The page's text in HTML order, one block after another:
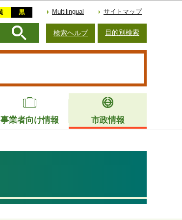
Multilingual サイトマップ
検索ヘルプ 目的別検索
事業者向け情報 市政情報